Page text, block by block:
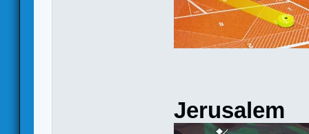
Jerusalem